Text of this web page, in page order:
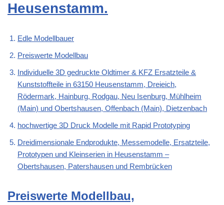
Heusenstamm.
Edle Modellbauer
Preiswerte Modellbau
Individuelle 3D gedruckte Oldtimer & KFZ Ersatzteile &
Kunststoffteile in 63150 Heusenstamm, Dreieich,
Rödermark, Hainburg, Rodgau, Neu Isenburg, Mühlheim
(Main) und Obertshausen, Offenbach (Main), Dietzenbach
hochwertige 3D Druck Modelle mit Rapid Prototyping
Dreidimensionale Endprodukte, Messemodelle, Ersatzteile,
Prototypen und Kleinserien in Heusenstamm –
Obertshausen, Patershausen und Rembrücken
Preiswerte Modellbau,